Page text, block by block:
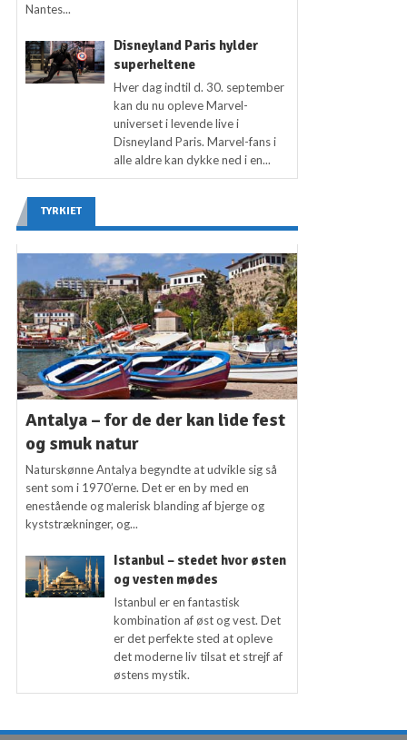
Nantes...
Disneyland Paris hylder
superheltene
Hver dag indtil d. 30. september
kan du nu opleve Marvel-
universet i levende live i
Disneyland Paris. Marvel-fans i
alle aldre kan dykke ned i en...
TYRKIET
Antalya – for de der kan lide fest
og smuk natur
Naturskønne Antalya begyndte at udvikle sig så
sent som i 1970’erne. Det er en by med en
enestående og malerisk blanding af bjerge og
kyststrækninger, og...
Istanbul – stedet hvor østen
og vesten mødes
Istanbul er en fantastisk
kombination af øst og vest. Det
er det perfekte sted at opleve
det moderne liv tilsat et strejf af
østens mystik.